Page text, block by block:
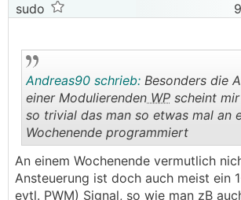
sudo
..
Andreas90 schrieb: Besonders die
einer Modulierenden WP scheint
so trivial das man so etwas mal an
Wochenende programmiert
An einem Wochenende vermutlich
Ansteuerung ist doch auch meist ein
evtl. PWM) Signal, so wie man zB